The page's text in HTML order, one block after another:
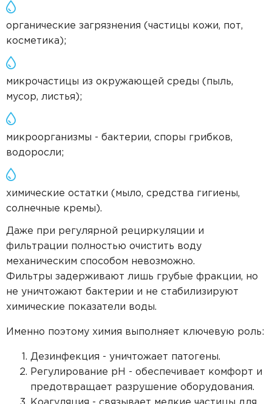
органические загрязнения (частицы кожи, пот,
косметика);
микрочастицы из окружающей среды (пыль,
мусор, листья);
микроорганизмы - бактерии, споры грибков,
водоросли;
химические остатки (мыло, средства гигиены,
солнечные кремы).
Даже при регулярной рециркуляции и
фильтрации полностью очистить воду
механическим способом невозможно.
Фильтры задерживают лишь грубые фракции, но
не уничтожают бактерии и не стабилизируют
химические показатели воды.
Именно поэтому химия выполняет ключевую роль:
Дезинфекция - уничтожает патогены.
Регулирование pH - обеспечивает комфорт и
предотвращает разрушение оборудования.